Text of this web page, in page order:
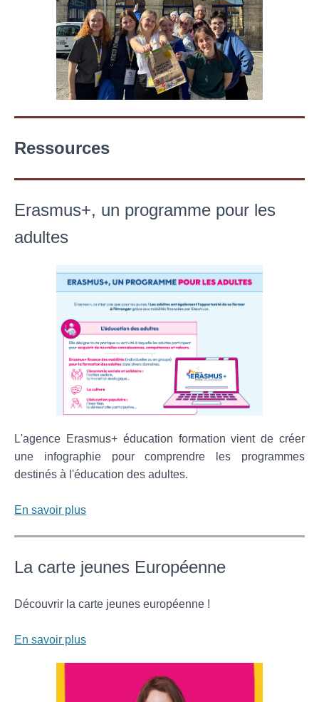
Ressources
Erasmus+, un programme pour les
adultes
L'agence Erasmus+ éducation formation vient de créer
une infographie pour comprendre les programmes
destinés à l'éducation des adultes.
En savoir plus
La carte jeunes Européenne
Découvrir la carte jeunes européenne !
En savoir plus